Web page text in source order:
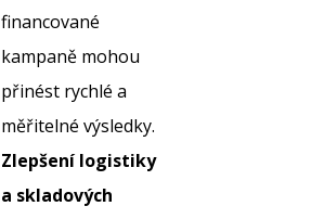
financované
kampaně mohou
přinést rychlé a
měřitelné výsledky.
Zlepšení logistiky
a skladových